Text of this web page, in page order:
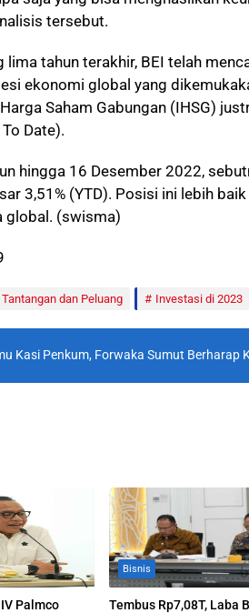
tersebut.
lima tahun terakhir, BEI telah
ekonomi global yang
Saham Gabungan (IHSG)
Date).
hingga 16 Desember 2022,
3,51% (YTD). Posisi ini lebih
global. (swisma)
dan Peluang Investasi di 2023
Kasi Penkum, Forwaka Sumut Berharap
Palmco
Bisnis
Tembus Rp7,08T, Laba